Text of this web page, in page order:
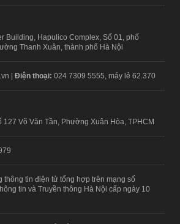
Building, Hapulico Complex, Số 01, phố
Thanh Xuân, thành phố Hà Nội
| Điện thoại: 024 7309 5555, máy lẻ 62.370
127 Võ Văn Tần, Phường Xuân Hòa, TPHCM
thông tin điện tử tổng hợp trên mạng số
tin và Truyền thông Hà Nội cấp ngày 10